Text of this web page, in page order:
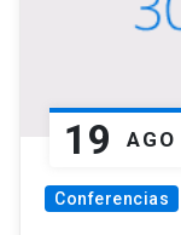
19 AGO
Conferencias